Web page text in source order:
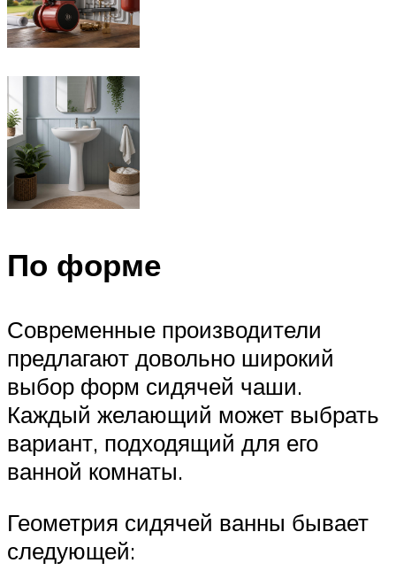
По форме
Современные производители
предлагают довольно широкий
выбор форм сидячей чаши.
Каждый желающий может выбрать
вариант, подходящий для его
ванной комнаты.
Геометрия сидячей ванны бывает
следующей: